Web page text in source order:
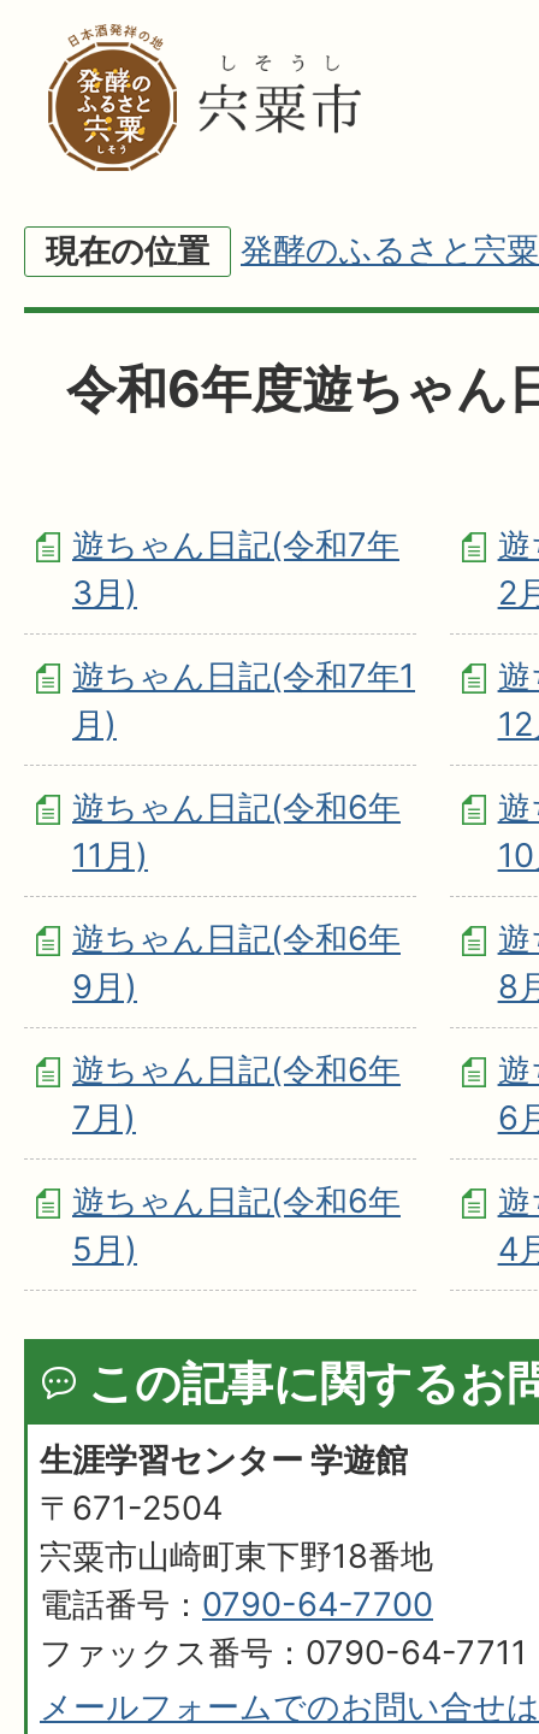
現在の位置 発酵のふるさと宍粟
令和6年度遊ちゃん
遊ちゃん日記(令和7年
3月)
2
遊ちゃん日記(令和7年1
月)
遊ちゃん日記(令和6年
11月)
遊ちゃん日記(令和6年
9月)
8
遊ちゃん日記(令和6年
7月)
6
遊ちゃん日記(令和6年
5月)
4
この記事に関するお
生涯学習センター 学遊館
〒671-2504
宍粟市山崎町東下野18番地
電話番号： 0790-64-7700
ファックス番号：0790-64-7711
メールフォームでのお問い合せ